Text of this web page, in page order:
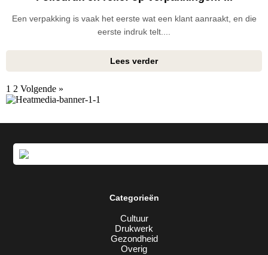
Een verpakking is vaak het eerste wat een klant aanraakt, en die
eerste indruk telt....
Lees verder
1 2 Volgende »
Categorieën
Cultuur
Drukwerk
Gezondheid
Overig